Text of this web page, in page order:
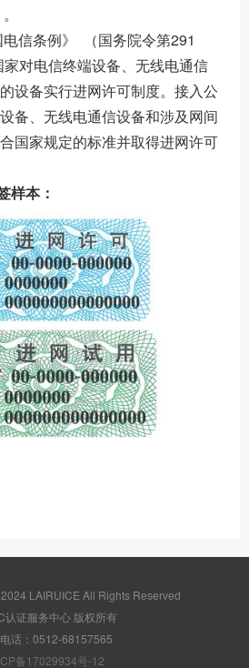
信条例》 （国务院令第291
对电信终端设备、无线电通信
设备实行进网许可制度。接入公
备、无线电通信设备和涉及网间
国家规定的标准并取得进网许可
本：
LAIRUICE All Rights Reserved
认证服务中心 版权所有
话：0512-68157565
备17029934号-12